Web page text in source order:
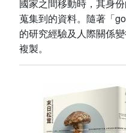
國家之間移動時，其身
蒐集到的資料。隨著「
的研究經驗及人際關係
複製。